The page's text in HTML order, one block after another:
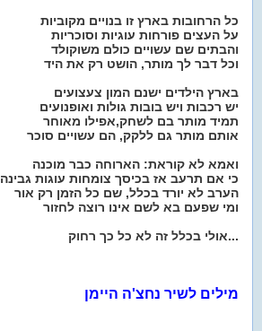
כל הרחובות בארץ זו בנויים מקוביות
על העצים פורחות עוגיות וסוכריות
והבתים שם עשויים כולם משוקולד
וכל דבר לך מותר, הושט רק את היד
בארץ הילדים ישנם המון צעצועים
יש רכבות ויש בובות גולות ואופנועים
תמיד מותר בם לשחק,אפילו מאוחר
אותם מותר גם ללקק, הם עשויים סוכר
ואמא לא קוראת: הארוחה כבר מוכנה
כי אם תרעב אז בכיסך צומחות עוגות גבינה
הערב לא יורד בכלל, שם כל הזמן רק אור
ומי שפעם בא לשם אינו רוצה לחזור
אולי בכלל זה לא כל כך רחוק...
מילים לשיר נחצ'ה היימן